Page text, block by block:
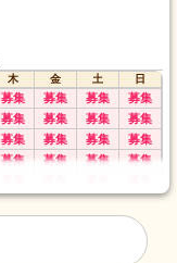
木 金 土
日
募集 募集 募集 募集
募集 募集 募集 募集
募集 募集 募集 募集
募集 募集 募集 募集